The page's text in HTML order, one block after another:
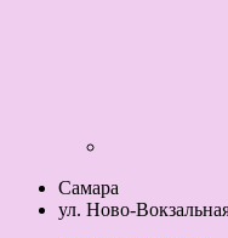
Самара
ул. Ново-